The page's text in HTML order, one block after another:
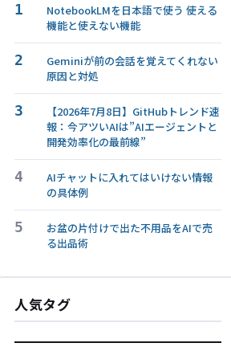
1
NotebookLMを日本語で使う 使える
機能と使えない機能
2
Geminiが前の会話を覚えてくれない
原因と対処
3
【2026年7月8日】GitHubトレンド速
報：今アツいAIは”AIエージェントと
開発効率化の最前線”
4
AIチャットに入れてはいけない情報
の具体例
5
お盆の片付けで出た不用品をAIで売
る出品術
人気タグ